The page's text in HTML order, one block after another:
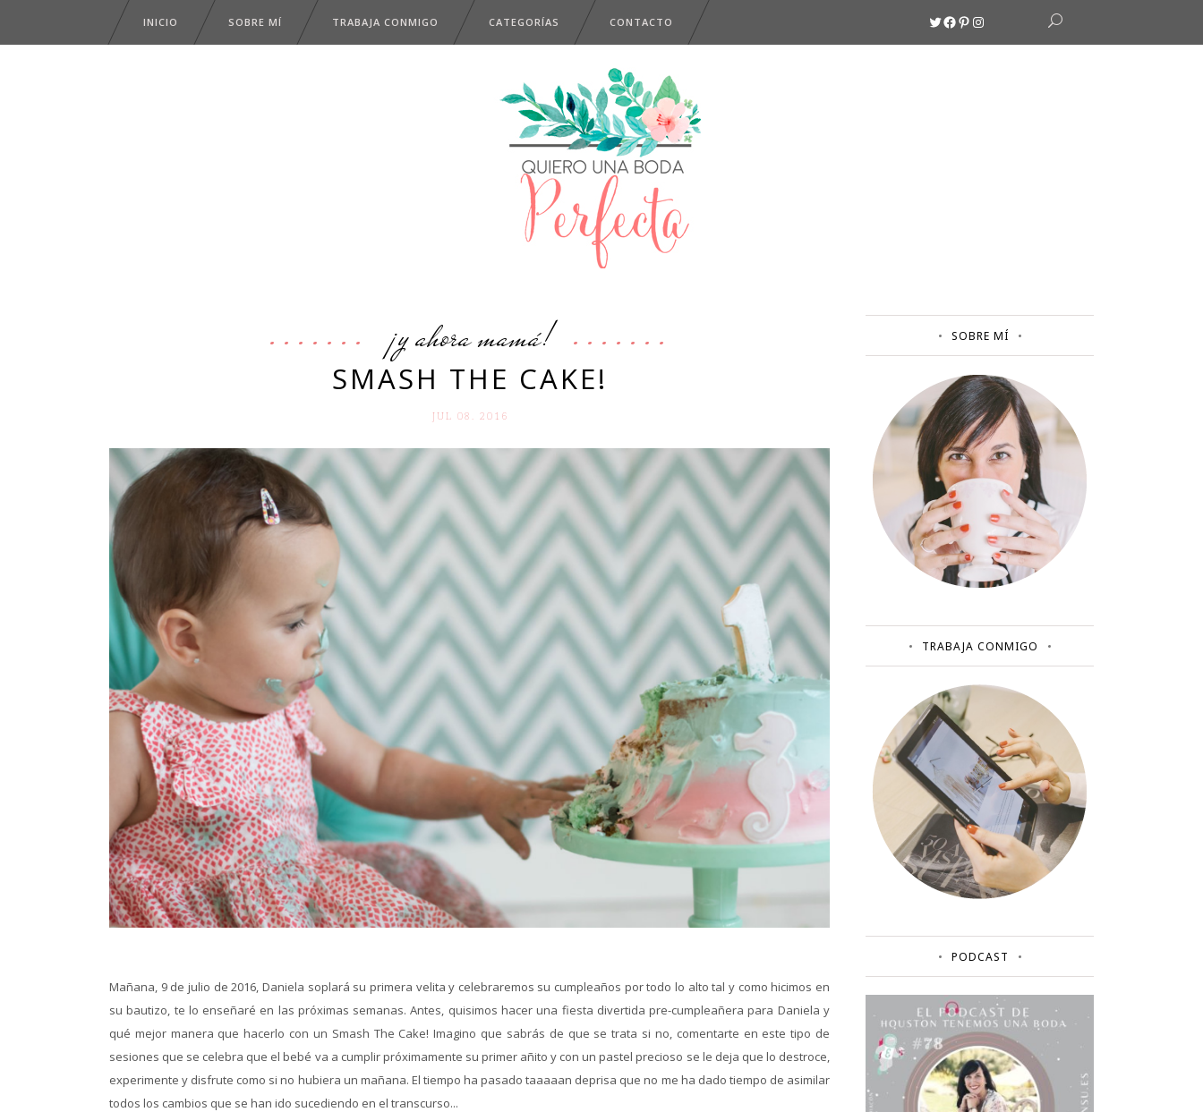
INICIO SOBRE MÍ TRABAJA CONMIGO CATEGORÍAS CONTACTO Twitter
Facebook
Pinterest
Instagram
¡y ahora mamá!
SMASH THE CAKE!
JUL 08. 2016
Mañana, 9 de julio de 2016, Daniela soplará su primera velita y celebraremos su cumpleaños por todo lo alto tal y como hicimos en
su bautizo, te lo enseñaré en las próximas semanas. Antes, quisimos hacer una fiesta divertida pre-cumpleañera para Daniela y
qué mejor manera que hacerlo con un Smash The Cake! Imagino que sabrás de que se trata si no, comentarte en este tipo de
sesiones que se celebra que el bebé va a cumplir próximamente su primer añito y con un pastel precioso se le deja que lo destroce,
experimente y disfrute como si no hubiera un mañana. El tiempo ha pasado taaaaan deprisa que no me ha dado tiempo de asimilar
todos los cambios que se han ido sucediendo en el transcurso...
SOBRE MÍ
TRABAJA CONMIGO
PODCAST